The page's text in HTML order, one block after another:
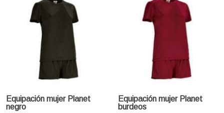
Equipación mujer Planet
negro
Equipación mujer Planet
burdeos